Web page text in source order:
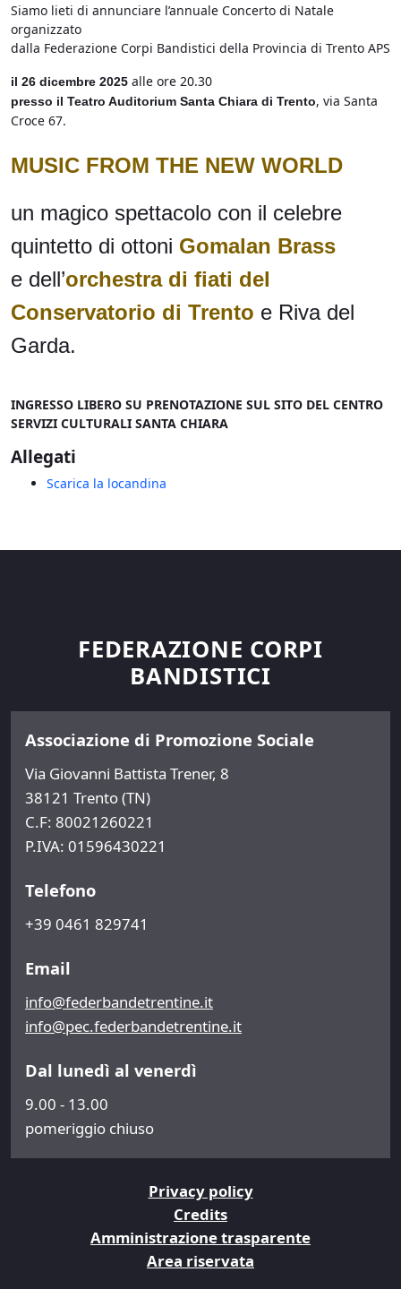
Siamo lieti di annunciare l’annuale Concerto di Natale
organizzato
dalla Federazione Corpi Bandistici della Provincia di Trento APS
il 26 dicembre 2025 alle ore 20.30
presso il Teatro Auditorium Santa Chiara di Trento, via Santa
Croce 67.
MUSIC FROM THE NEW WORLD
un magico spettacolo con il celebre
quintetto di ottoni Gomalan Brass
e dell’orchestra di fiati del
Conservatorio di Trento e Riva del
Garda.
INGRESSO LIBERO SU PRENOTAZIONE SUL SITO DEL CENTRO
SERVIZI CULTURALI SANTA CHIARA
Allegati
Scarica la locandina
FEDERAZIONE CORPI
BANDISTICI
Associazione di Promozione Sociale
Via Giovanni Battista Trener, 8
38121 Trento (TN)
C.F: 80021260221
P.IVA: 01596430221
Telefono
+39 0461 829741
Email
info@federbandetrentine.it
info@pec.federbandetrentine.it
Dal lunedì al venerdì
9.00 - 13.00
pomeriggio chiuso
Privacy policy
Credits
Amministrazione trasparente
Area riservata